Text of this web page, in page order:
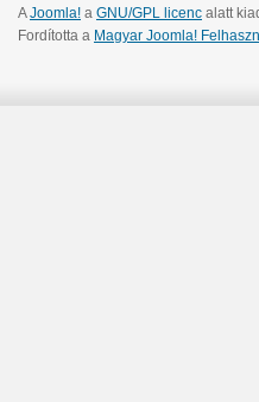
AJoomla! a GNU/GPL licenc alatt
Fordította a Magyar Joomla!